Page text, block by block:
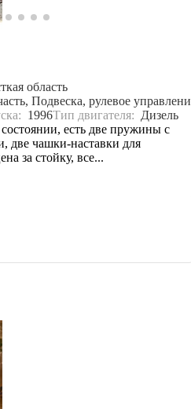
область
Подвеска, рулевое
1996Тип двигателя: Дизель
есть две пружины с
чашки-наставки для
за стойку, все...